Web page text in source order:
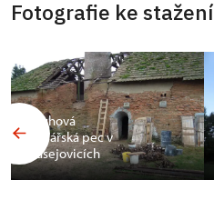
Fotografie ke stažení
Kruhová
cihlářská pec v
Kasejovicích